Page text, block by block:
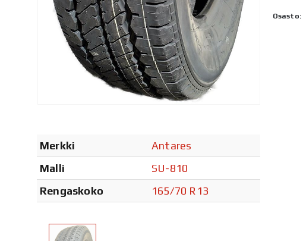
Merkki
Antares
Malli
SU-810
Rengaskoko
165/70 R13
Osasto: